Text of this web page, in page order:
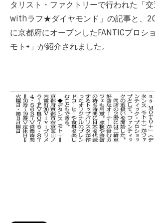
タリスト・ファクトリーで行われた「
withラフ★ダイヤモンド」の記事と、
に京都府にオープンしたFANTICプロシ
モト+」が紹介されました。